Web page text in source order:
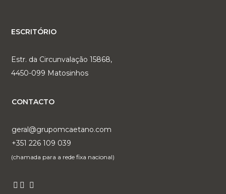
ESCRITÓRIO
Estr. da Circunvalação 15868,
4450-099 Matosinhos
CONTACTO
geral@grupomcaetano.com
+351 226 109 039
(chamada para a rede fixa nacional)